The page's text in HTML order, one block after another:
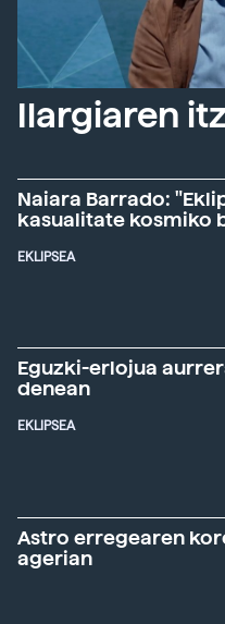
Ilargiaren
Naiara Barrado:
kasualitate kosmiko
EKLIPSEA
Eguzki-erlojua
denean
EKLIPSEA
Astro erregearen
agerian